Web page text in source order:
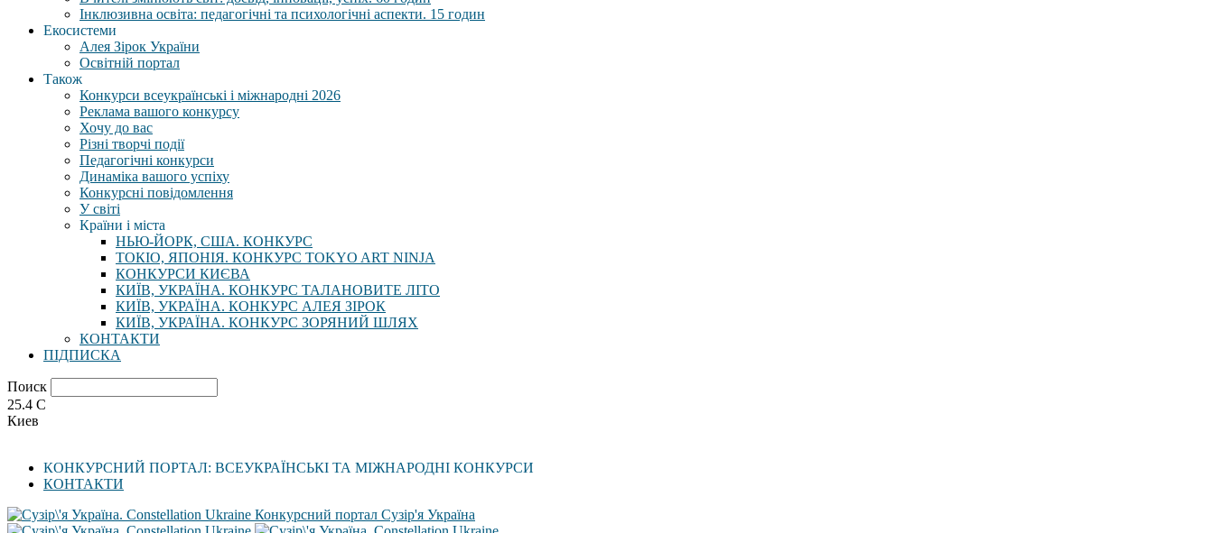
Інклюзивна освіта: педагогічні та психологічні аспекти. 15 годин
Екосистеми
Алея Зірок України
Освітній портал
Також
Конкурси всеукраїнські і міжнародні 2026
Реклама вашого конкурсу
Хочу до вас
Різні творчі події
Педагогічні конкурси
Динаміка вашого успіху
Конкурсні повідомлення
У світі
Країни і міста
НЬЮ-ЙОРК, США. КОНКУРС
ТОКІО, ЯПОНІЯ. КОНКУРС TOKYO ART NINJA
КОНКУРСИ КИЄВА
КИЇВ, УКРАЇНА. КОНКУРС ТАЛАНОВИТЕ ЛІТО
КИЇВ, УКРАЇНА. КОНКУРС АЛЕЯ ЗІРОК
КИЇВ, УКРАЇНА. КОНКУРС ЗОРЯНИЙ ШЛЯХ
КОНТАКТИ
ПІДПИСКА
Поиск
25.4 C
Киев
КОНКУРСНИЙ ПОРТАЛ: ВСЕУКРАЇНСЬКІ ТА МІЖНАРОДНІ КОНКУРСИ
КОНТАКТИ
Конкурсний портал Сузір'я Україна